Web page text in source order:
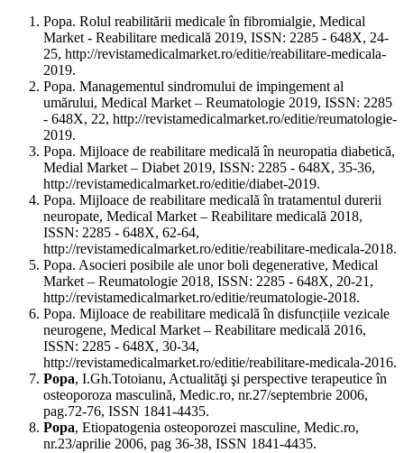
Popa. Rolul reabilitării medicale în fibromialgie, Medical
Market - Reabilitare medicală 2019, ISSN: 2285 - 648X, 24-
25, http://revistamedicalmarket.ro/editie/reabilitare-medicala-
2019.
Popa. Managementul sindromului de impingement al
umărului, Medical Market – Reumatologie 2019, ISSN: 2285
- 648X, 22, http://revistamedicalmarket.ro/editie/reumatologie-
2019.
Popa. Mijloace de reabilitare medicală în neuropatia diabetică,
Medial Market – Diabet 2019, ISSN: 2285 - 648X, 35-36,
http://revistamedicalmarket.ro/editie/diabet-2019.
Popa. Mijloace de reabilitare medicală în tratamentul durerii
neuropate, Medical Market – Reabilitare medicală 2018,
ISSN: 2285 - 648X, 62-64,
http://revistamedicalmarket.ro/editie/reabilitare-medicala-2018.
Popa. Asocieri posibile ale unor boli degenerative, Medical
Market – Reumatologie 2018, ISSN: 2285 - 648X, 20-21,
http://revistamedicalmarket.ro/editie/reumatologie-2018.
Popa. Mijloace de reabilitare medicală în disfuncțiile vezicale
neurogene, Medical Market – Reabilitare medicală 2016,
ISSN: 2285 - 648X, 30-34,
http://revistamedicalmarket.ro/editie/reabilitare-medicala-2016.
Popa, I.Gh.Totoianu, Actualităţi şi perspective terapeutice în
osteoporoza masculină, Medic.ro, nr.27/septembrie 2006,
pag.72-76, ISSN 1841-4435.
Popa, Etiopatogenia osteoporozei masculine, Medic.ro,
nr.23/aprilie 2006, pag 36-38, ISSN 1841-4435.